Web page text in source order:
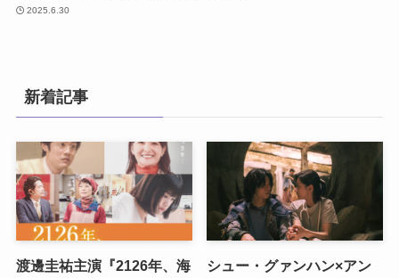
2025.6.30
新着記事
渡邊圭祐主演『2126年、海
シュー・グァンハン×アン